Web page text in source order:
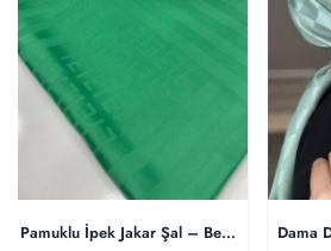
Pamuklu İpek Jakar Şal – Benetton Dama